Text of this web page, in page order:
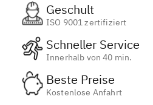
Geschult
ISO 9001 zertifiziert
Schneller Service
Innerhalb von 40 min.
Beste Preise
Kostenlose Anfahrt